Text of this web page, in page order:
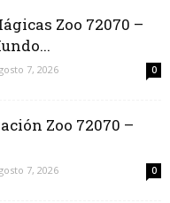
Zoo 72070 –
7, 2026 0
Zoo 72070 –
7, 2026 0